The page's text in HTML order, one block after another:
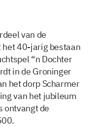
van de
het 40-jarig bestaan
“n Dochter
in de Groninger
het dorp Scharmer
van het jubileum
ontvangt de